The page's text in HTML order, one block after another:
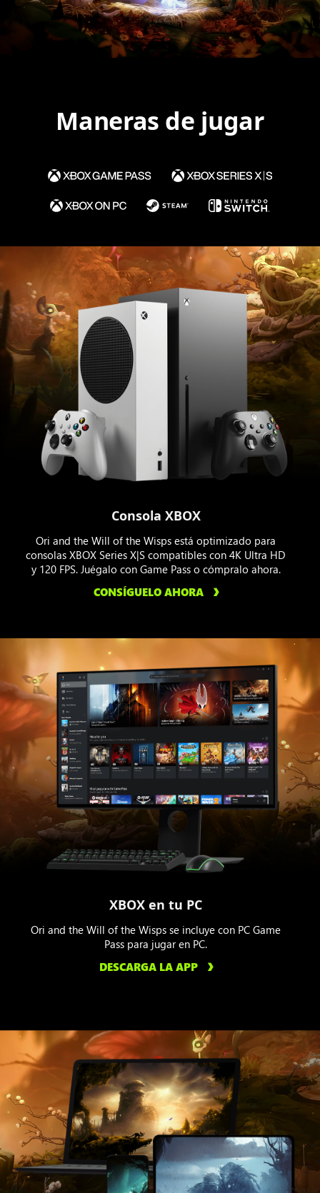
Maneras de jugar
Consola XBOX
Ori and the Will of the Wisps está optimizado para
consolas XBOX Series X|S compatibles con 4K Ultra HD
y 120 FPS. Juégalo con Game Pass o cómpralo ahora.
CONSÍGUELO AHORA
XBOX en tu PC
Ori and the Will of the Wisps se incluye con PC Game
Pass para jugar en PC.
DESCARGA LA APP